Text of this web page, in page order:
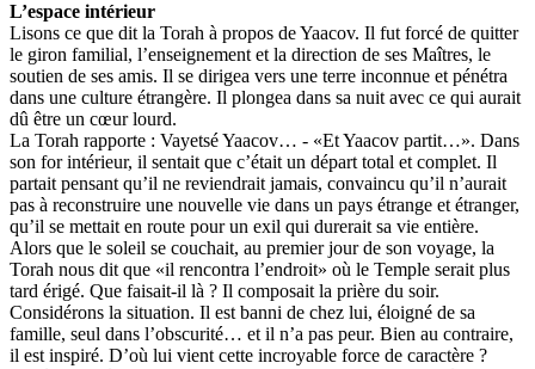
L’espace intérieur
Lisons ce que dit la Torah à propos de Yaacov. Il fut forcé de quitter
le giron familial, l’enseignement et la direction de ses Maîtres, le
soutien de ses amis. Il se dirigea vers une terre inconnue et pénétra
dans une culture étrangère. Il plongea dans sa nuit avec ce qui aurait
dû être un cœur lourd.
La Torah rapporte : Vayetsé Yaacov… - «Et Yaacov partit…». Dans
son for intérieur, il sentait que c’était un départ total et complet. Il
partait pensant qu’il ne reviendrait jamais, convaincu qu’il n’aurait
pas à reconstruire une nouvelle vie dans un pays étrange et étranger,
qu’il se mettait en route pour un exil qui durerait sa vie entière.
Alors que le soleil se couchait, au premier jour de son voyage, la
Torah nous dit que «il rencontra l’endroit» où le Temple serait plus
tard érigé. Que faisait-il là ? Il composait la prière du soir.
Considérons la situation. Il est banni de chez lui, éloigné de sa
famille, seul dans l’obscurité… et il n’a pas peur. Bien au contraire,
il est inspiré. D’où lui vient cette incroyable force de caractère ?